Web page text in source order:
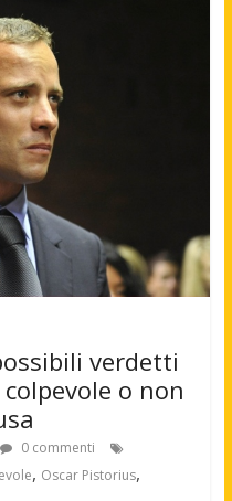
verdetti
o non
0 commenti
, Oscar Pistorius,